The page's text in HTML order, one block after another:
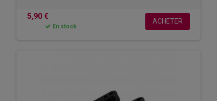
5,90 €
En stock
ACHETER